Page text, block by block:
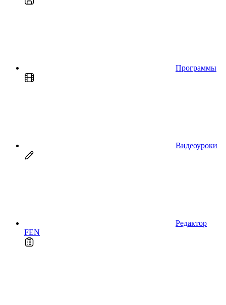
Программы
Видеоуроки
Редактор
FEN